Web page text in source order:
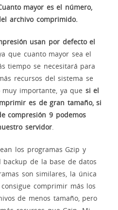
mayor es el número,
archivo comprimido.
usan por defecto el
que cuanto mayor sea el
tiempo se necesitará para
recursos del sistema se
importante, ya que si el
es de gran tamaño, si
compresión 9 podemos
servidor
los programas Gzip y
de la base de datos
son similares, la única
comprimir más los
de menos tamaño, pero